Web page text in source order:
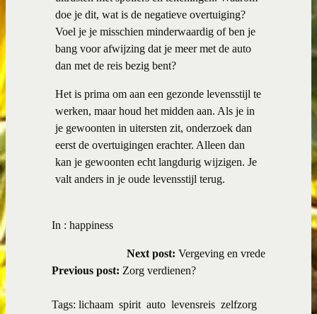
doe je dit, wat is de negatieve overtuiging?
Voel je je misschien minderwaardig of ben je
bang voor afwijzing dat je meer met de auto
dan met de reis bezig bent?
Het is prima om aan een gezonde levensstijl te
werken, maar houd het midden aan. Als je in
je gewoonten in uitersten zit, onderzoek dan
eerst de overtuigingen erachter. Alleen dan
kan je gewoonten echt langdurig wijzigen. Je
valt anders in je oude levensstijl terug.
In : happiness
Next post: Vergeving en vrede
Previous post: Zorg verdienen?
Tags: lichaam spirit auto levensreis zelfzorg